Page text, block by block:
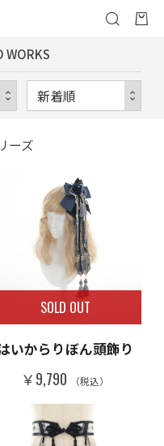
WORKS
ーズ
SOLD OUT
いからりぼん頭飾り
￥9,790 （税込）